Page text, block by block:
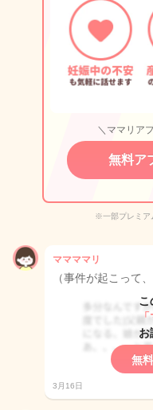
＼ママリア
無料ア
※一部プレミア
ママママリ
（事件が起こって
こ
「
お
無
3月16日